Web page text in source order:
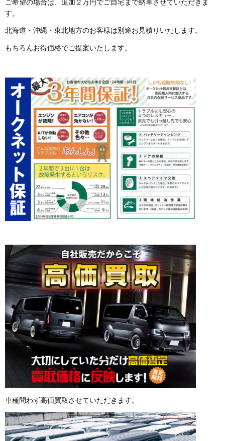
す。
北海道・沖縄・東北地方のお客様は別途お見積りいたします。
もちろんお得価格でご提案いたします。
車種問わず高価買取させていただきます。